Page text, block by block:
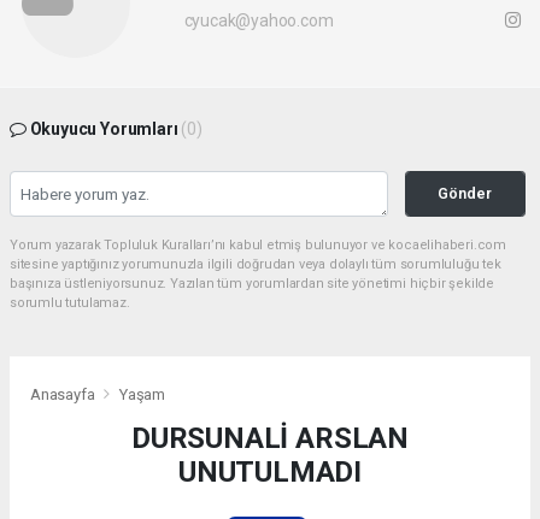
cyucak@yahoo.com
Okuyucu Yorumları (0)
Gönder
Yorum yazarak Topluluk Kuralları’nı kabul etmiş bulunuyor ve kocaelihaberi.com
sitesine yaptığınız yorumunuzla ilgili doğrudan veya dolaylı tüm sorumluluğu tek
başınıza üstleniyorsunuz. Yazılan tüm yorumlardan site yönetimi hiçbir şekilde
sorumlu tutulamaz.
Anasayfa Yaşam
DURSUNALİ ARSLAN
UNUTULMADI